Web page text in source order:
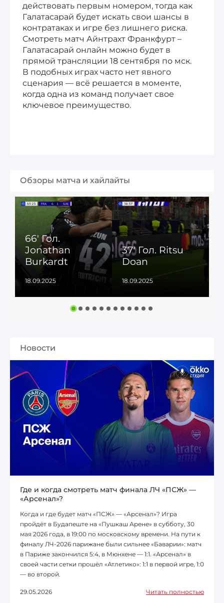
действовать первым номером, тогда как
Галатасарай будет искать свои шансы в
контратаках и игре без лишнего риска.
Смотреть матч Айнтрахт Франкфурт –
Галатасарай онлайн можно будет в
прямой трансляции 18 сентября по мск.
В подобных играх часто нет явного
сценария — всё решается в моменте,
когда одна из команд получает свое
ключевое преимущество.
Обзоры матча и хайлайты
66' Гол.
Jonathan
Burkardt
18.09.2025
37' Гол. Ritsu
Doan
18.09.2025
Новости
Где и когда смотреть матч финала ЛЧ «ПСЖ» —
«Арсенал»?
Когда и где будет матч «ПСЖ» — «Арсенал»? Игра
пройдёт в Будапеште на «Пушкаш Арене» в субботу, 30
мая 2026 года, в 19:00 по московскому времени. На пути к
финалу ЛЧ-2026 парижане были сильнее «Баварии»: матч
в Париже закончился 5:4, в Мюнхене — 1:1. «Арсенал» в
своей части сетки прошёл «Атлетико»: 1:1 в первой игре, 1:0
— во второй.
29.05.2026 Читать полностью